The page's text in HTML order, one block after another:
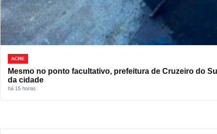
ACRE
Mesmo no ponto facultativo, prefeitura de Cruzeiro do
da cidade
há 15 horas